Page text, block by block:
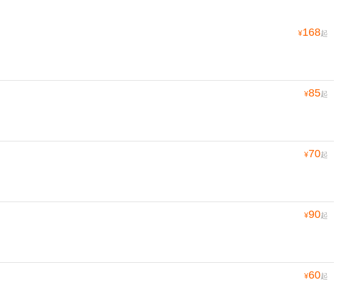
¥168起
¥85起
¥70起
¥90起
¥60起